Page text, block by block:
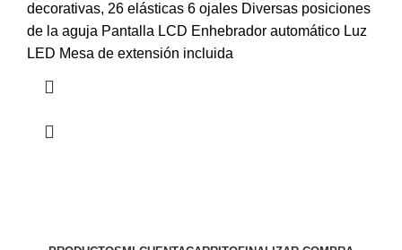
decorativas, 26 elásticas 6 ojales Diversas posiciones
de la aguja Pantalla LCD Enhebrador automático Luz
LED Mesa de extensión incluida